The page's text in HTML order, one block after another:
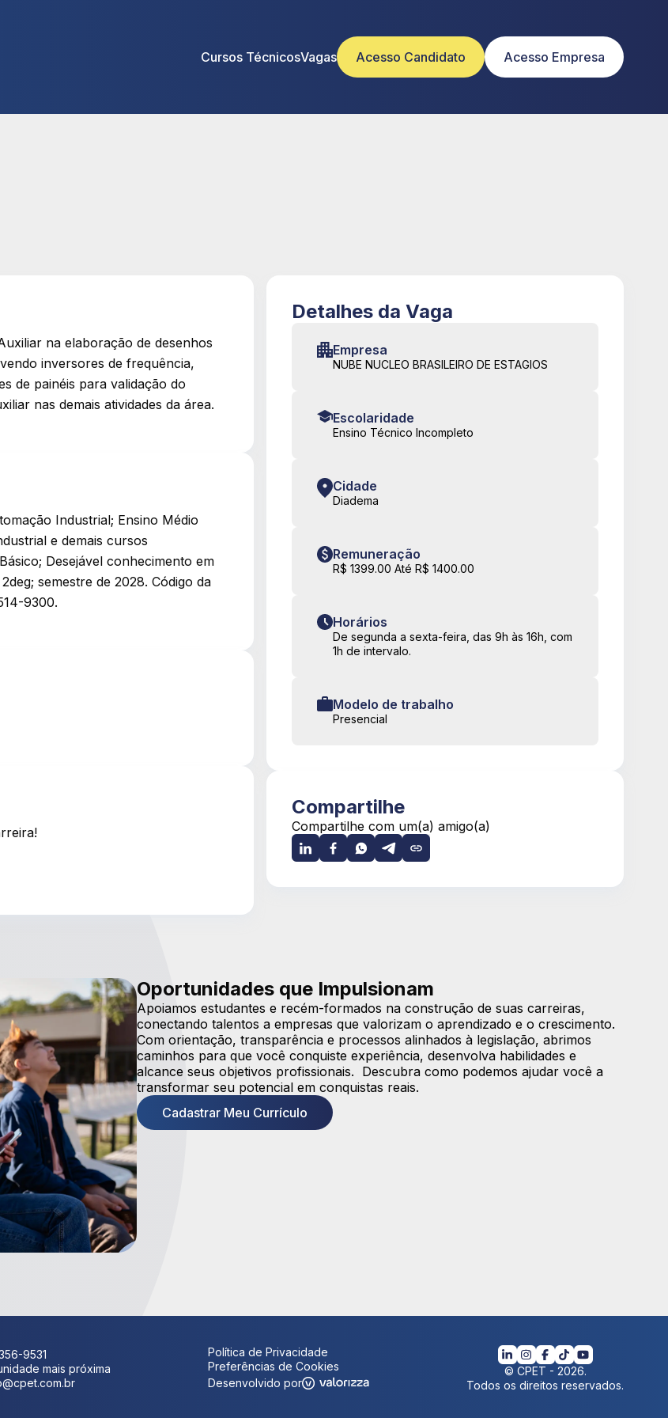
Cursos TécnicosVagas Acesso Candidato Acesso Empresa
na elaboração de desenhos
inversores de frequência,
de painéis para validação do
nas demais atividades da área.
Industrial; Ensino Médio
e demais cursos
Desejável conhecimento em
semestre de 2028. Código da
9300.
Detalhes da Vaga
Empresa
NUBE NUCLEO BRASILEIRO DE ESTAGIOS
Escolaridade
Ensino Técnico Incompleto
Cidade
Diadema
Remuneração
R$ 1399.00 Até R$ 1400.00
Horários
De segunda a sexta-feira, das 9h às 16h, com
1h de intervalo.
Modelo de trabalho
Presencial
Compartilhe
Compartilhe com um(a) amigo(a)
Oportunidades que Impulsionam
Apoiamos estudantes e recém-formados na construção de suas carreiras,
conectando talentos a empresas que valorizam o aprendizado e o crescimento.
Com orientação, transparência e processos alinhados à legislação, abrimos
caminhos para que você conquiste experiência, desenvolva habilidades e
alcance seus objetivos profissionais. Descubra como podemos ajudar você a
transformar seu potencial em conquistas reais.
Cadastrar Meu Currículo
9531
mais próxima
Política de Privacidade
Preferências de Cookies
Desenvolvido por
© CPET - 2026.
Todos os direitos reservados.